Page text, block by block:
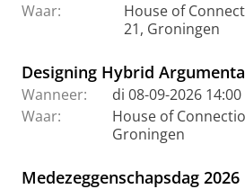
Waar:
House of
21, Groningen
Designing Hybrid
Wanneer:
di 08-09-2026 14:00
Waar:
House of
Groningen
Medezeggenschapsdag 2026